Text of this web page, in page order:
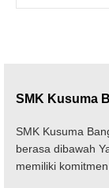
SMK Kusuma
SMK Kusuma
berasa dibawah
memiliki